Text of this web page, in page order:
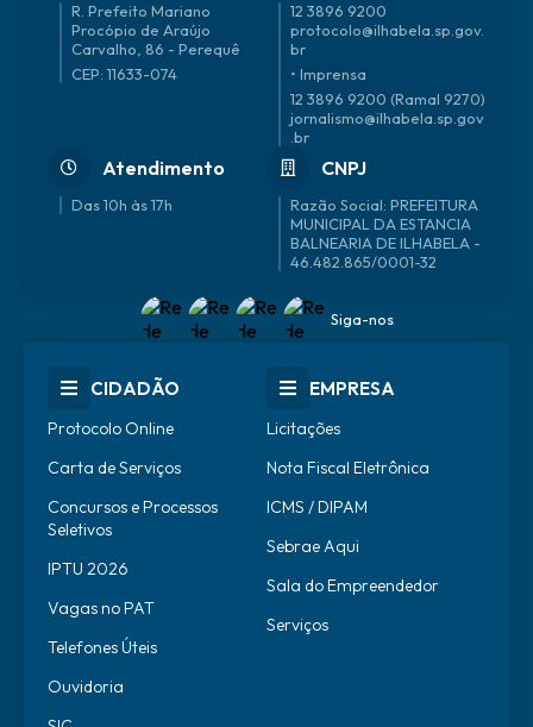
R. Prefeito Mariano
Procópio de Araújo
Carvalho, 86 - Perequê
CEP: 11633-074
12 3896 9200
protocolo@ilhabela.sp.gov.
br
• Imprensa
12 3896 9200 (Ramal 9270)
jornalismo@ilhabela.sp.gov
.br
Atendimento
Das 10h às 17h
CNPJ
46.482.865/0001-32
Siga-nos
CIDADÃO
Protocolo Online
Carta de Serviços
Concursos e Processos
Seletivos
IPTU 2026
Vagas no PAT
Telefones Úteis
Ouvidoria
EMPRESA
Licitações
Nota Fiscal Eletrônica
ICMS / DIPAM
Sebrae Aqui
Sala do Empreendedor
Serviços